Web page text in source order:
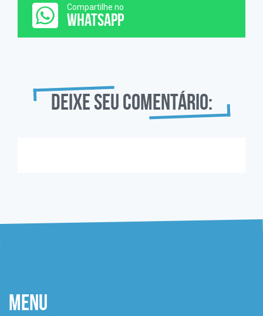
Compartilhe no
WHATSAPP
Deixe seu comentário:
Menu